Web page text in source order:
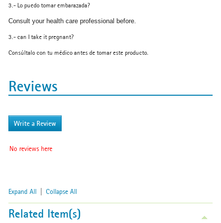
3.- Lo puedo tomar embarazada?
Consult your health care professional before.
3.- can I take it pregnant?
Consúltalo con tu médico antes de tomar este producto.
Reviews
Write a Review
No reviews here
Expand All Collapse All
Related Item(s)